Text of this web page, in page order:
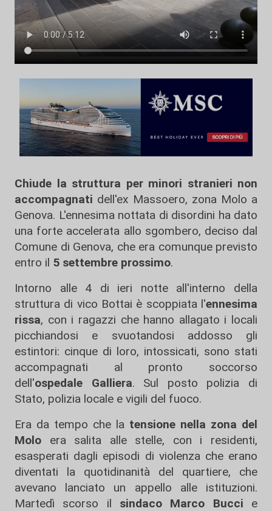
Chiude la struttura per minori stranieri non
accompagnati dell'ex Massoero, zona Molo a
Genova. L'ennesima nottata di disordini ha dato
una forte accelerata allo sgombero, deciso dal
Comune di Genova, che era comunque previsto
entro il 5 settembre prossimo.
Intorno alle 4 di ieri notte all'interno della
struttura di vico Bottai è scoppiata l'ennesima
rissa, con i ragazzi che hanno allagato i locali
picchiandosi e svuotandosi addosso gli
estintori: cinque di loro, intossicati, sono stati
accompagnati al pronto soccorso
dell'ospedale Galliera. Sul posto polizia di
Stato, polizia locale e vigili del fuoco.
Era da tempo che la tensione nella zona del
Molo era salita alle stelle, con i residenti,
esasperati dagli episodi di violenza che erano
diventati la quotidinanità del quartiere, che
avevano lanciato un appello alle istituzioni.
Martedì scorso il sindaco Marco Bucci e